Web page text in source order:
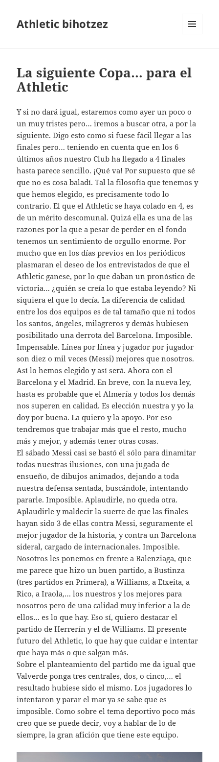
Athletic bihotzez
La siguiente Copa… para el
Athletic
Y si no dará igual, estaremos como ayer un poco o
un muy tristes pero… iremos a buscar otra, a por la
siguiente. Digo esto como si fuese fácil llegar a las
finales pero… teniendo en cuenta que en los 6
últimos años nuestro Club ha llegado a 4 finales
hasta parece sencillo. ¡Qué va! Por supuesto que sé
que no es cosa baladí. Tal la filosofía que tenemos y
que hemos elegido, es precisamente todo lo
contrario. El que el Athletic se haya colado en 4, es
de un mérito descomunal. Quizá ella es una de las
razones por la que a pesar de perder en el fondo
tenemos un sentimiento de orgullo enorme. Por
mucho que en los días previos en los periódicos
plasmaran el deseo de los entrevistados de que el
Athletic ganese, por lo que daban un pronóstico de
victoria… ¿quién se creía lo que estaba leyendo? Ni
siquiera el que lo decía. La diferencia de calidad
entre los dos equipos es de tal tamaño que ni todos
los santos, ángeles, milagreros y demás hubiesen
posibilitado una derrota del Barcelona. Imposible.
Impensable. Línea por línea y jugador por jugador
son diez o mil veces (Messi) mejores que nosotros.
Así lo hemos elegido y así será. Ahora con el
Barcelona y el Madrid. En breve, con la nueva ley,
hasta es probable que el Almería y todos los demás
nos superen en calidad. Es elección nuestra y yo la
doy por buena. La quiero y la apoyo. Por eso
tendremos que trabajar más que el resto, mucho
más y mejor, y además tener otras cosas.
El sábado Messi casi se bastó él sólo para dinamitar
todas nuestras ilusiones, con una jugada de
ensueño, de dibujos animados, dejando a toda
nuestra defensa sentada, buscándole, intentando
pararle. Imposible. Aplaudirle, no queda otra.
Aplaudirle y maldecir la suerte de que las finales
hayan sido 3 de ellas contra Messi, seguramente el
mejor jugador de la historia, y contra un Barcelona
sideral, cargado de internacionales. Imposible.
Nosotros les ponemos en frente a Balenziaga, que
me parece que hizo un buen partido, a Bustinza
(tres partidos en Primera), a Williams, a Etxeita, a
Rico, a Iraola,… los nuestros y los mejores para
nosotros pero de una calidad muy inferior a la de
ellos… es lo que hay. Eso sí, quiero destacar el
partido de Herrerín y el de Williams. El presente
futuro del Athletic, lo que hay que cuidar e intentar
que haya más o que salgan más.
Sobre el planteamiento del partido me da igual que
Valverde ponga tres centrales, dos, o cinco,… el
resultado hubiese sido el mismo. Los jugadores lo
intentaron y parar el mar ya se sabe que es
imposible. Como sobre el tema deportivo poco más
creo que se puede decir, voy a hablar de lo de
siempre, la gran afición que tiene este equipo.